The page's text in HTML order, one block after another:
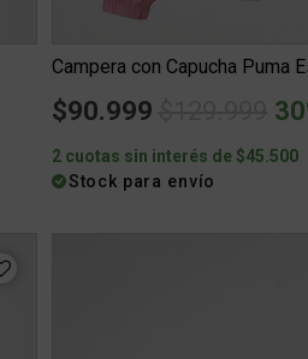
$90.999 Price to
2 cuotas sin interés de $45.500
Stock para envío